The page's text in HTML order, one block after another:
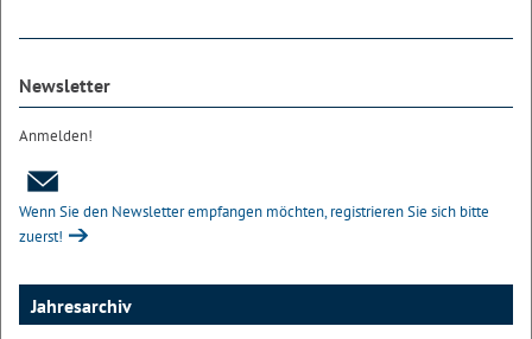
Newsletter
Anmelden!
Wenn Sie den Newsletter empfangen möchten, registrieren Sie sich bitte
zuerst!
Jahresarchiv